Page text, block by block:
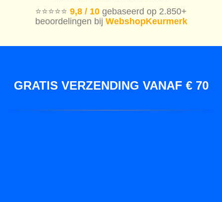
⭐️⭐️⭐️⭐️⭐️ 9,8 / 10 gebaseerd op 2.850+
beoordelingen bij WebshopKeurmerk
GRATIS VERZENDING VANAF € 70